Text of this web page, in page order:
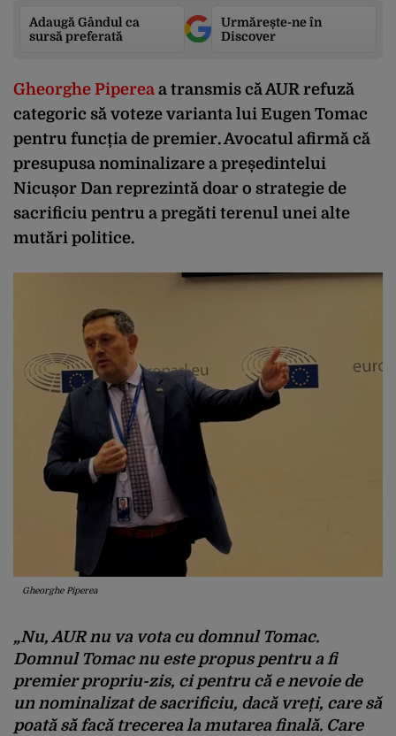
Adaugă Gândul ca
sursă preferată
Urmărește-ne în
Discover
Gheorghe Piperea a transmis că AUR refuză
categoric să voteze varianta lui Eugen Tomac
pentru funcția de premier. Avocatul afirmă că
presupusa nominalizare a președintelui
Nicușor Dan reprezintă doar o strategie de
sacrificiu pentru a pregăti terenul unei alte
mutări politice.
Gheorghe Piperea
„Nu, AUR nu va vota cu domnul Tomac.
Domnul Tomac nu este propus pentru a fi
premier propriu-zis, ci pentru că e nevoie de
un nominalizat de sacrificiu, dacă vreți, care să
poată să facă trecerea la mutarea finală. Care